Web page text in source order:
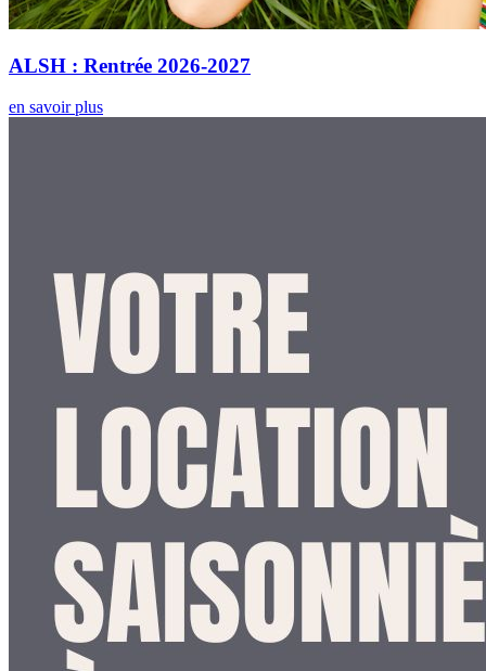
ALSH : Rentrée 2026-2027
en savoir plus